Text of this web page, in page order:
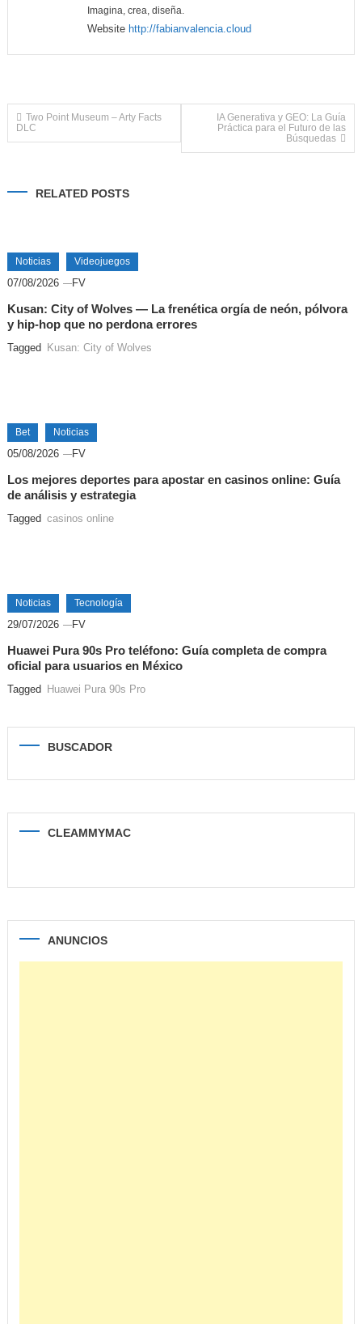
Imagina, crea, diseña.
Website http://fabianvalencia.cloud
Navegación
entradas
Two Point Museum – Arty Facts
DLC
IA Generativa y GEO: La Guía
Práctica para el Futuro de las
Búsquedas
RELATED POSTS
Noticias Videojuegos
07/08/2026 FV
Kusan: City of Wolves — La frenética orgía de neón, pólvora
y hip-hop que no perdona errores
Tagged Kusan: City of Wolves
Bet Noticias
05/08/2026 FV
Los mejores deportes para apostar en casinos online: Guía
de análisis y estrategia
Tagged casinos online
Noticias Tecnología
29/07/2026 FV
Huawei Pura 90s Pro teléfono: Guía completa de compra
oficial para usuarios en México
Tagged Huawei Pura 90s Pro
BUSCADOR
CLEAMMYMAC
ANUNCIOS